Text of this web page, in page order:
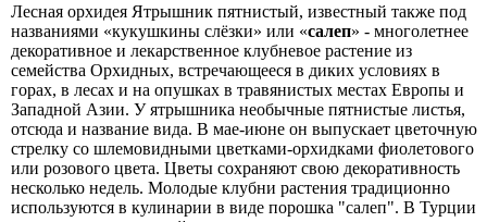
Лесная орхидея Ятрышник пятнистый, известный также под
названиями «кукушкины слёзки» или «салеп» - многолетнее
декоративное и лекарственное клубневое растение из
семейства Орхидных, встречающееся в диких условиях в
горах, в лесах и на опушках в травянистых местах Европы и
Западной Азии. У ятрышника необычные пятнистые листья,
отсюда и название вида. В мае-июне он выпускает цветочную
стрелку со шлемовидными цветками-орхидками фиолетового
или розового цвета. Цветы сохраняют свою декоративность
несколько недель. Молодые клубни растения традиционно
используются в кулинарии в виде порошка "салеп". В Турции